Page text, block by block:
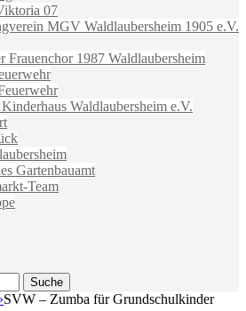
07
MGV Waldlaubersheim 1905 e.V.
Frauenchor 1987 Waldlaubersheim
Waldlaubersheim e.V.
Gartenbauamt
Team
SVW – Zumba für Grundschulkinder